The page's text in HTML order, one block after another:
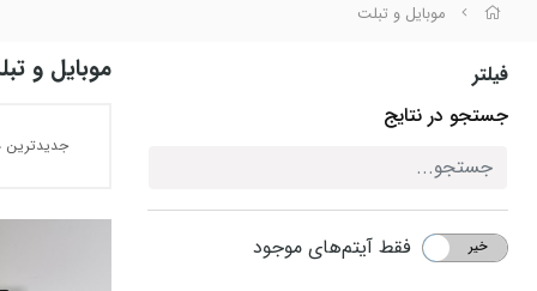
موبایل و تبلت
فیلتر
جستجو در نتایج
بله خیر فقط آیتم‌های موجود
موبایل و
جدیدترین